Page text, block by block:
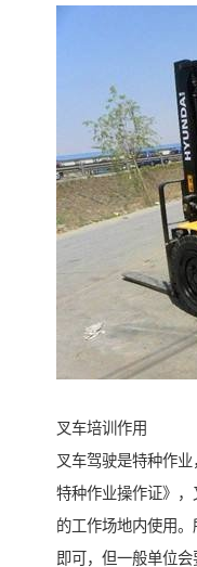
叉车培训作用
叉车驾驶是特种作
特种作业操作证》
的工作场地内使用
即可，但一般单位会